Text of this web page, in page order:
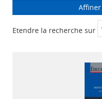
Etendre la recherche sur